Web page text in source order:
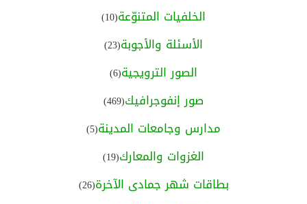
الخلفيات المتنوّعة(10)
الأسئلة والأجوبة(23)
الصور الترويجية(6)
صور إنفوجرافيك(469)
مدارس وجامعات المدينة(5)
الغزوات والمعارك(19)
بطاقات شهر جمادى الآخرة(26)